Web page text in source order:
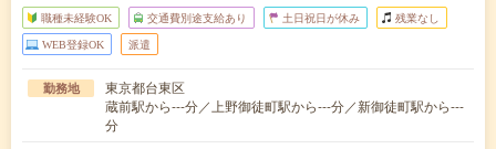
職種未経験OK 交通費別途支給あり 土日祝日が休み 残業なし
WEB登録OK 派遣
勤務地
東京都台東区
蔵前駅から---分／上野御徒町駅から---分／新御徒町駅から---
分